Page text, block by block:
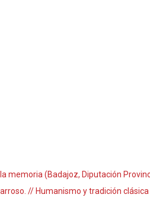
memoria (Badajoz, Diputación
// Humanismo y tradición